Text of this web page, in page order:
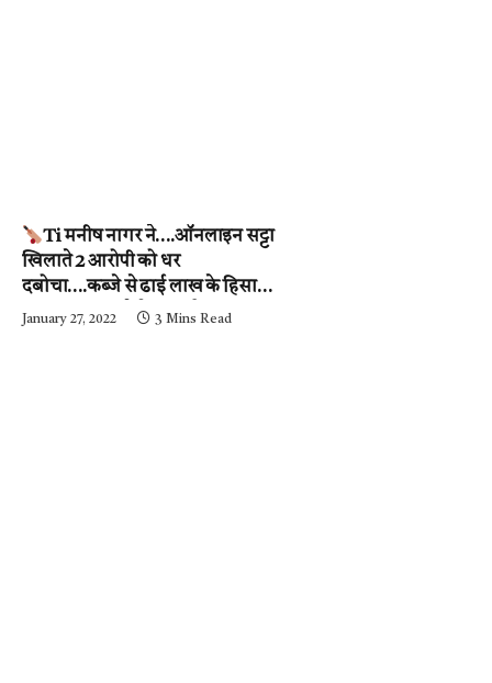
Ti मनीष नागर ने….ऑनलाइन सट्टा
खिलाते 2 आरोपी को धर
दबोचा….कब्जे से ढाई लाख के हिसाब-
किताब जब्त….देखें वीडियो
January 27, 2022 3 Mins Read